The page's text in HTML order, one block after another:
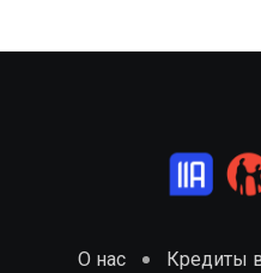
О нас Кредиты